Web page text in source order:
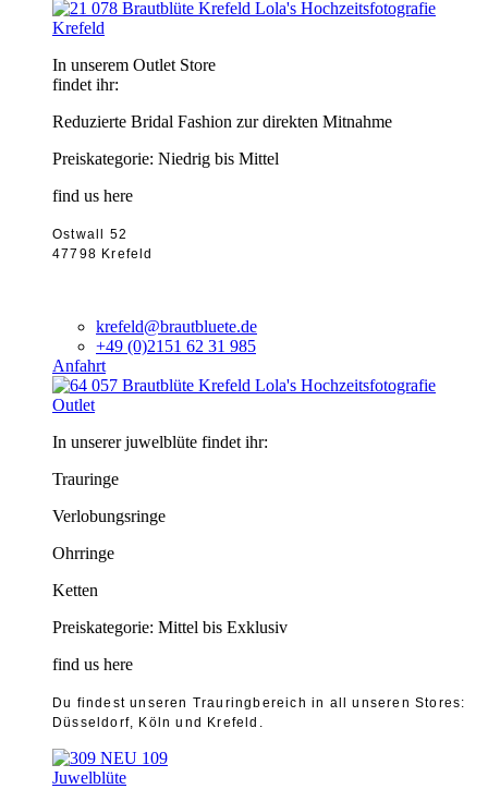
Krefeld
In unserem Outlet Store
findet ihr:
Reduzierte Bridal Fashion zur direkten Mitnahme
Preiskategorie: Niedrig bis Mittel
find us here
Ostwall 52
47798 Krefeld
krefeld@brautbluete.de
+49 (0)2151 62 31 985
Anfahrt
Outlet
In unserer juwelblüte findet ihr:
Trauringe
Verlobungsringe
Ohrringe
Ketten
Preiskategorie: Mittel bis Exklusiv
find us here
Du findest unseren Trauringbereich in all unseren Stores:
Düsseldorf, Köln und Krefeld.
Juwelblüte